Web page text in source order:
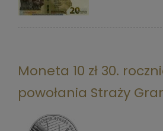
Moneta 10 zł 30.
powołania Straży